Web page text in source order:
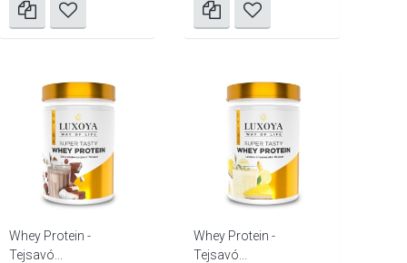
Whey Protein -
Tejsavó...
Whey Protein -
Tejsavó...